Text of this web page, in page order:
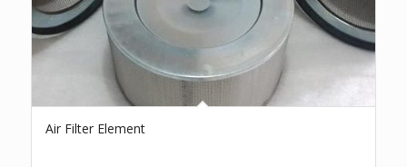
Air Filter Element